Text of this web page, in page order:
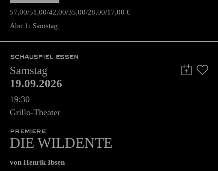
57,00 51,00 42,00 35,00 28,00 17,00 €
Abo 1: Samstag
SCHAUSPIEL ESSEN
Samstag
19.09.2026
19:30
Grillo-Theater
PREMIERE
DIE WILDENTE
von Henrik Ibsen